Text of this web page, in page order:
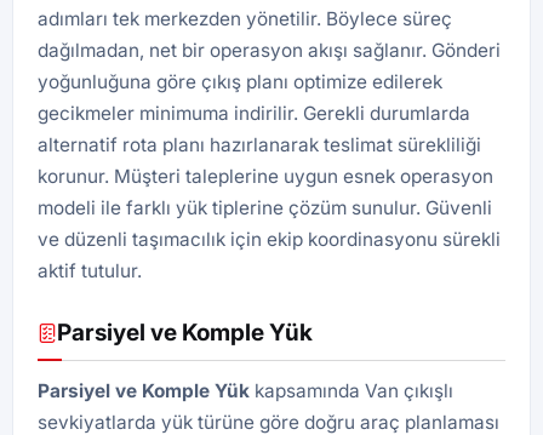
adımları tek merkezden yönetilir. Böylece süreç
dağılmadan, net bir operasyon akışı sağlanır. Gönderi
yoğunluğuna göre çıkış planı optimize edilerek
gecikmeler minimuma indirilir. Gerekli durumlarda
alternatif rota planı hazırlanarak teslimat sürekliliği
korunur. Müşteri taleplerine uygun esnek operasyon
modeli ile farklı yük tiplerine çözüm sunulur. Güvenli
ve düzenli taşımacılık için ekip koordinasyonu sürekli
aktif tutulur.
Parsiyel ve Komple Yük
Parsiyel ve Komple Yük kapsamında Van çıkışlı
sevkiyatlarda yük türüne göre doğru araç planlaması